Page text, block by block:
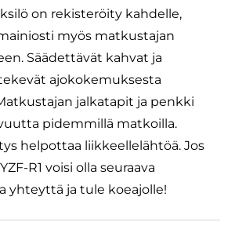
on rekisteröity kahdelle,
myös matkustajan
Säädettävät kahvat ja
ajokokemuksesta
jalkatapit ja penkki
pidemmillä matkoilla.
helpottaa liikkeellelähtöä. Jos
R1 voisi olla seuraava
yhteyttä ja tule koeajolle!